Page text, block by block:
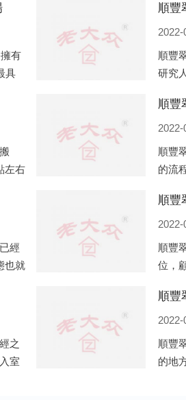
22年
有
具
順豐
2022-
順豐
研究
住在
左右
順豐
2022-
順豐
的流
客戶
經
也就
順豐
2022-
順豐
位，
的，
之
室
順豐
2022-
順豐
的地